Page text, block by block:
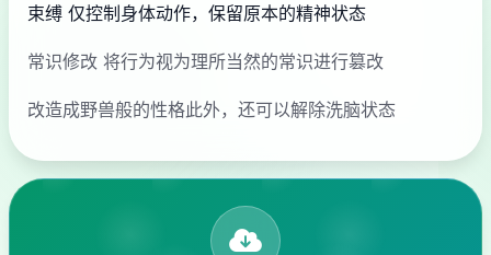
束缚 仅控制身体动作，保留原本的精神状态
常识修改 将行为视为理所当然的常识进行篡改
改造成野兽般的性格此外，还可以解除洗脑状态